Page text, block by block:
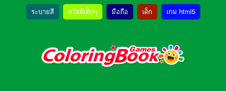
ระบายสี สวัสดีเด็กๆ มือถือ เด็ก เกม html5